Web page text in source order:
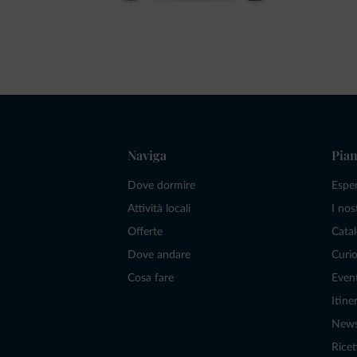
Naviga
Dove dormire
Attività locali
Offerte
Dove andare
Cosa fare
I